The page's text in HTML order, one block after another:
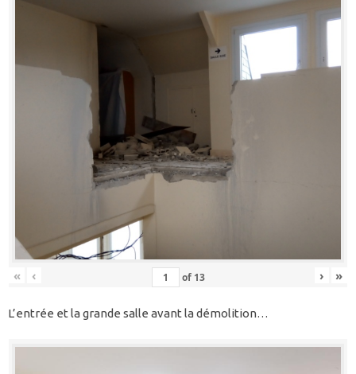
« ‹ of 13 › »
L’entrée et la grande salle avant la démolition…